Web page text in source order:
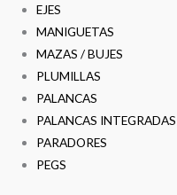
EJES
MANIGUETAS
MAZAS / BUJES
PLUMILLAS
PALANCAS
PALANCAS INTEGRADAS
PARADORES
PEGS